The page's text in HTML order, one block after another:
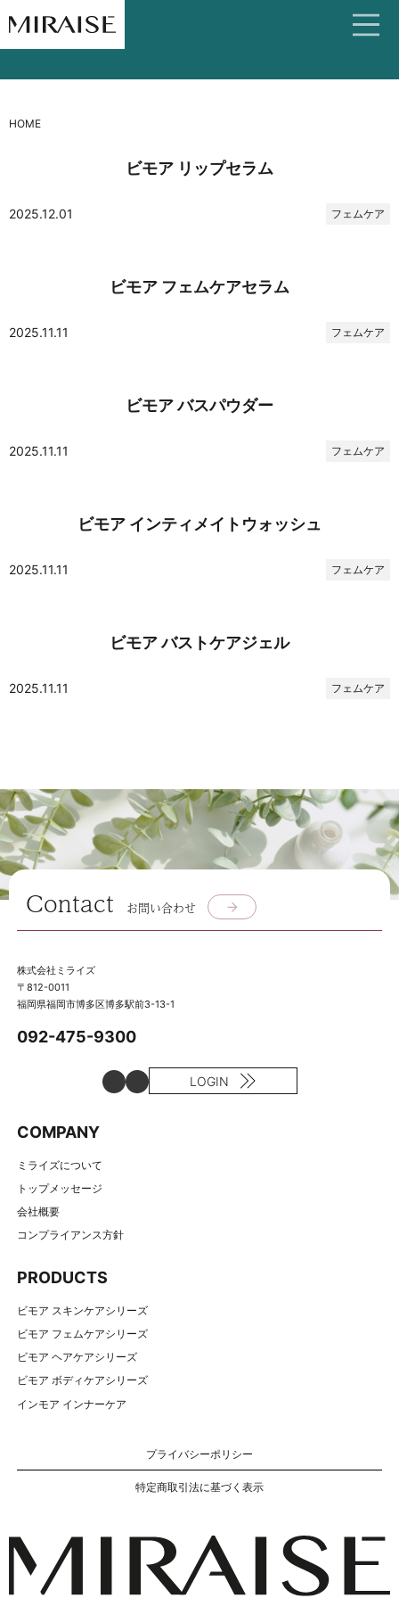
HOME
ビモア リップセラム
2025.12.01 フェムケア
ビモア フェムケアセラム
2025.11.11 フェムケア
ビモア バスパウダー
2025.11.11 フェムケア
ビモア インティメイトウォッシュ
2025.11.11 フェムケア
ビモア バストケアジェル
2025.11.11 フェムケア
Contact お問い合わせ
株式会社ミライズ
〒812-0011
福岡県福岡市博多区博多駅前3-13-1
092-475-9300
LOGIN
COMPANY
ミライズについて
トップメッセージ
会社概要
コンプライアンス方針
PRODUCTS
ビモア スキンケアシリーズ
ビモア フェムケアシリーズ
ビモア ヘアケアシリーズ
ビモア ボディケアシリーズ
インモア インナーケア
プライバシーポリシー
特定商取引法に基づく表示